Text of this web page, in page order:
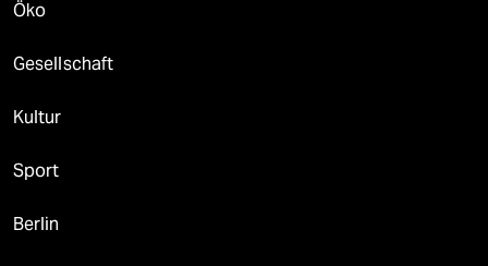
Öko
Gesellschaft
Kultur
Sport
Berlin